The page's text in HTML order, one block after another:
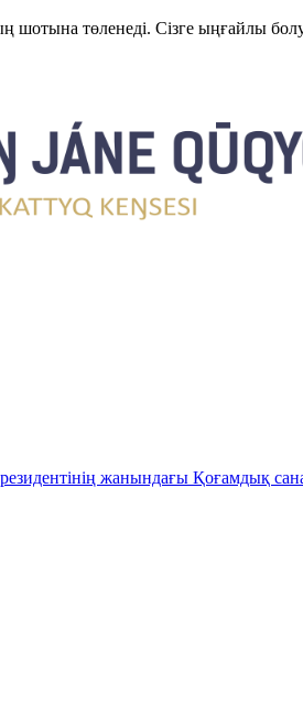
шотына төленеді. Сізге ыңғайлы
жанындағы Қоғамдық